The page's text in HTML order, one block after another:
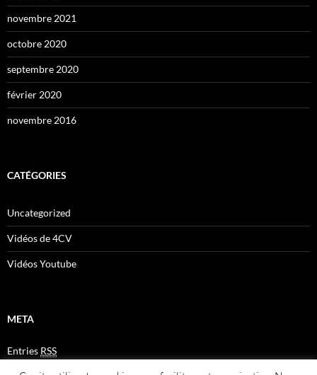
novembre 2021
octobre 2020
septembre 2020
février 2020
novembre 2016
CATÉGORIES
Uncategorized
Vidéos de 4CV
Vidéos Youtube
META
Entries RSS
CommentsRSS